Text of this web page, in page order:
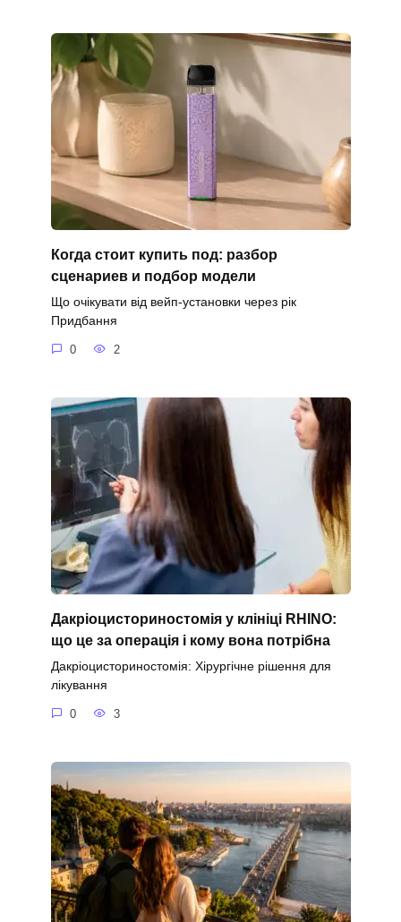
Когда стоит купить под: разбор
сценариев и подбор модели
Що очікувати від вейп-установки через рік
Придбання
0 2
Дакріоцисториностомія у клініці RHINO:
що це за операція і кому вона потрібна
Дакріоцисториностомія: Хірургічне рішення для
лікування
0 3